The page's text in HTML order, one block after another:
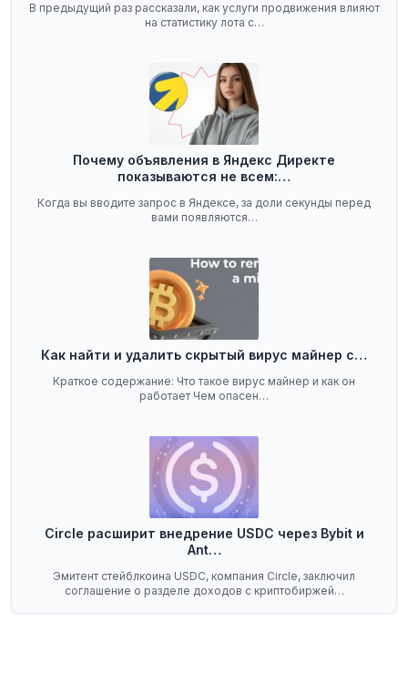
В предыдущий раз рассказали, как услуги продвижения влияют
на статистику лота с…
Почему объявления в Яндекс Директе
показываются не всем:…
Когда вы вводите запрос в Яндексе, за доли секунды перед
вами появляются…
Как найти и удалить скрытый вирус майнер с…
Краткое содержание: Что такое вирус майнер и как он
работает Чем опасен…
Circle расширит внедрение USDC через Bybit и
Ant…
Эмитент стейблкоина USDC, компания Circle, заключил
соглашение о разделе доходов с криптобиржей…